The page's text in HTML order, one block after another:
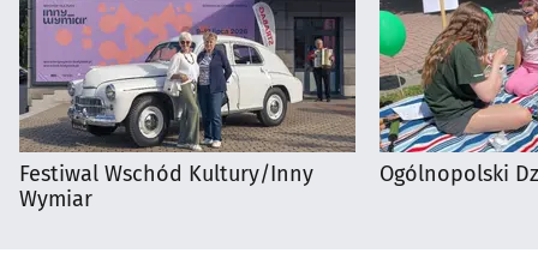
Festiwal Wschód Kultury/Inny
Wymiar
Ogólnopolski